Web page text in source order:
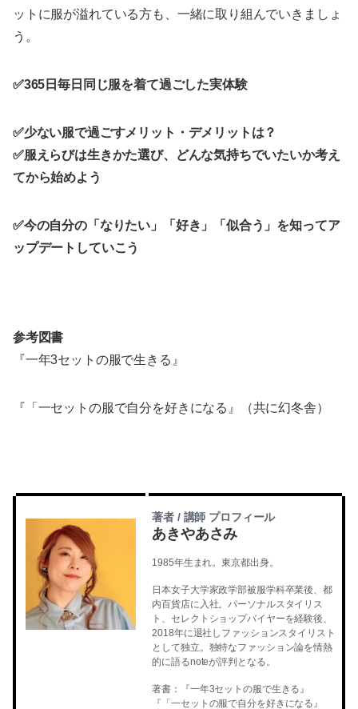
ットに服が溢れている方も、一緒に取り組んでいきましょ
う。
✅365日毎日同じ服を着て過ごした実体験
✅少ない服で過ごすメリット・デメリットは？
✅服えらびは生きかた選び、どんな気持ちでいたいか考え
てから始めよう
✅今の自分の「なりたい」「好き」「似合う」を知ってア
ップデートしていこう
参考図書
『一年3セットの服で生きる』
『「一セットの服で自分を好きになる』（共に幻冬舎）
著者 / 講師 プロフィール
あきやあさみ
1985年生まれ。東京都出身。
日本女子大学家政学部被服学科卒業後、都
内百貨店に入社。パーソナルスタイリス
ト、セレクトショップバイヤーを経験後、
2018年に退社しファッションスタイリスト
として独立。独特なファッション論を情熱
的に語るnoteが評判となる。
著書：『一年3セットの服で生きる』
『「一セットの服で自分を好きになる』